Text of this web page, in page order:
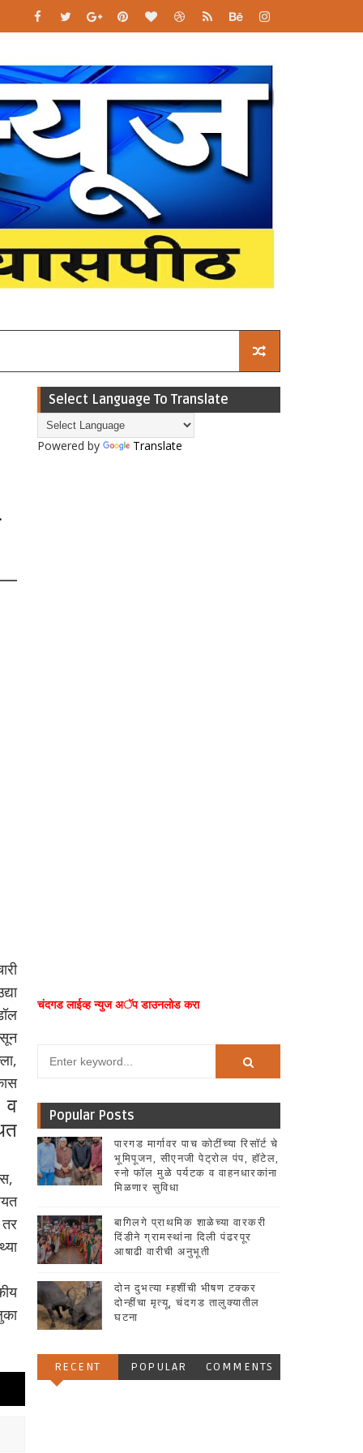
व
Select Language To Translate
Powered by Translate
चंदगड लाईव्ह न्युज अॅप डाउनलोड करा
Popular Posts
पारगड मार्गावर पाच कोटींच्या रिसॉर्ट चे
भूमिपूजन, सीएनजी पेट्रोल पंप, हॉटेल,
स्नो फॉल मुळे पर्यटक व वाहनधारकांना
मिळणार सुविधा
बागिलगे प्राथमिक शाळेच्या वारकरी
दिंडीने ग्रामस्थांना दिली पंढरपूर
आषाढी वारीची अनुभूती
दोन दुभत्या म्हशींची भीषण टक्कर
दोन्हींचा मृत्यू, चंदगड तालुक्यातील
घटना
RECENT POPULAR COMMENTS